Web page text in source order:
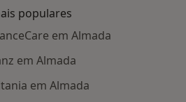
populares
em Almada
em Almada
em Almada